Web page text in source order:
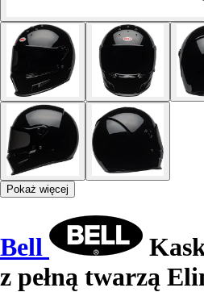
Pokaż więcej
Bell
z pełną twarzą